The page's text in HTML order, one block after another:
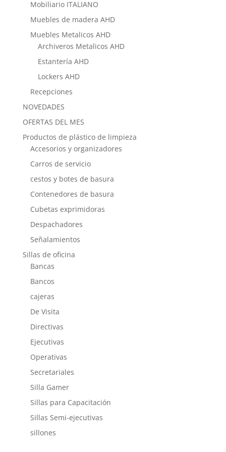
Mobiliario ITALIANO
Muebles de madera AHD
Muebles Metalicos AHD
Archiveros Metalicos AHD
Estantería AHD
Lockers AHD
Recepciones
NOVEDADES
OFERTAS DEL MES
Productos de plástico de limpieza
Accesorios y organizadores
Carros de servicio
cestos y botes de basura
Contenedores de basura
Cubetas exprimidoras
Despachadores
Señalamientos
Sillas de oficina
Bancas
Bancos
cajeras
De Visita
Directivas
Ejecutivas
Operativas
Secretariales
Silla Gamer
Sillas para Capacitación
Sillas Semi-ejecutivas
sillones